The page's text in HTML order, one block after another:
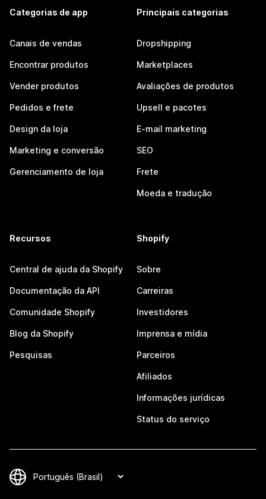
Categorias de app
Canais de vendas
Encontrar produtos
Vender produtos
Pedidos e frete
Design da loja
Marketing e conversão
Gerenciamento de loja
Principais categorias
Dropshipping
Marketplaces
Avaliações de produtos
Upsell e pacotes
E-mail marketing
SEO
Frete
Moeda e tradução
Recursos
Central de ajuda da Shopify
Documentação da API
Comunidade Shopify
Blog da Shopify
Pesquisas
Shopify
Sobre
Carreiras
Investidores
Imprensa e mídia
Parceiros
Afiliados
Informações jurídicas
Status do serviço